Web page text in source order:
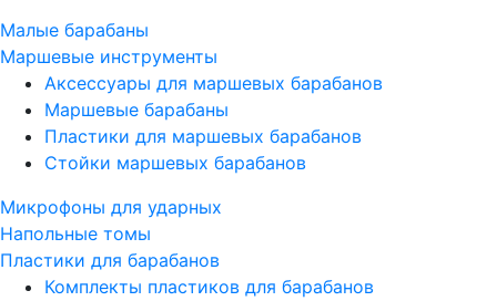
Малые барабаны
Маршевые инструменты
Аксессуары для маршевых барабанов
Маршевые барабаны
Пластики для маршевых барабанов
Стойки маршевых барабанов
Микрофоны для ударных
Напольные томы
Пластики для барабанов
Комплекты пластиков для барабанов